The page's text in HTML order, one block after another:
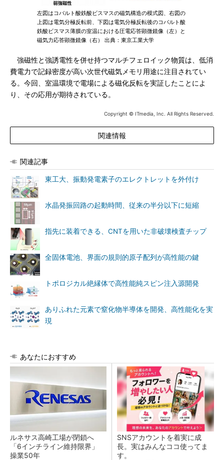
左図はコバルト酸鉄酸ビスマスの磁気構造の模式図、右図の
上図は電気分極反転前、下図は電気分極反転後のコバルト酸
鉄酸ビスマス薄膜の室温における圧電応答顕微鏡像（左）と
磁気力応答顕微鏡像（右） 出典：東京工業大学
強磁性と強誘電性を併せ持つマルチフェロイック物質は、低消
費電力で記録密度が高い次世代磁気メモリ用途に注目されてい
る。今回、室温環境で電場による磁化反転を実証したことによ
り、その応用が期待されている。
Copyright © ITmedia, Inc. All Rights Reserved.
関連情報
関連記事
東工大、振動発電素子のエレクトレットを外付け
水晶発振回路の起動時間、従来の半分以下に短縮
指先に装着できる、CNTを用いた非破壊検査チップ
全固体電池、界面の規則的原子配列が高性能の鍵
トポロジカル絶縁体で高性能純スピン注入源開発
ありふれた元素で窒化物半導体を開発、高性能化を実
現
あなたにおすすめ
ルネサス高崎工場が閉鎖へ
「6インチライン維持限界」
操業50年
SNSアカウントを着実に成
長。実はみんなココ使ってま
す。